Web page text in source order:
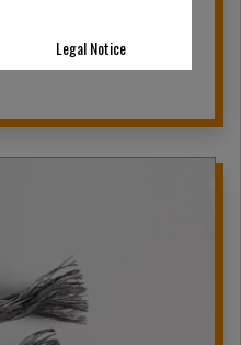
Legal Notice